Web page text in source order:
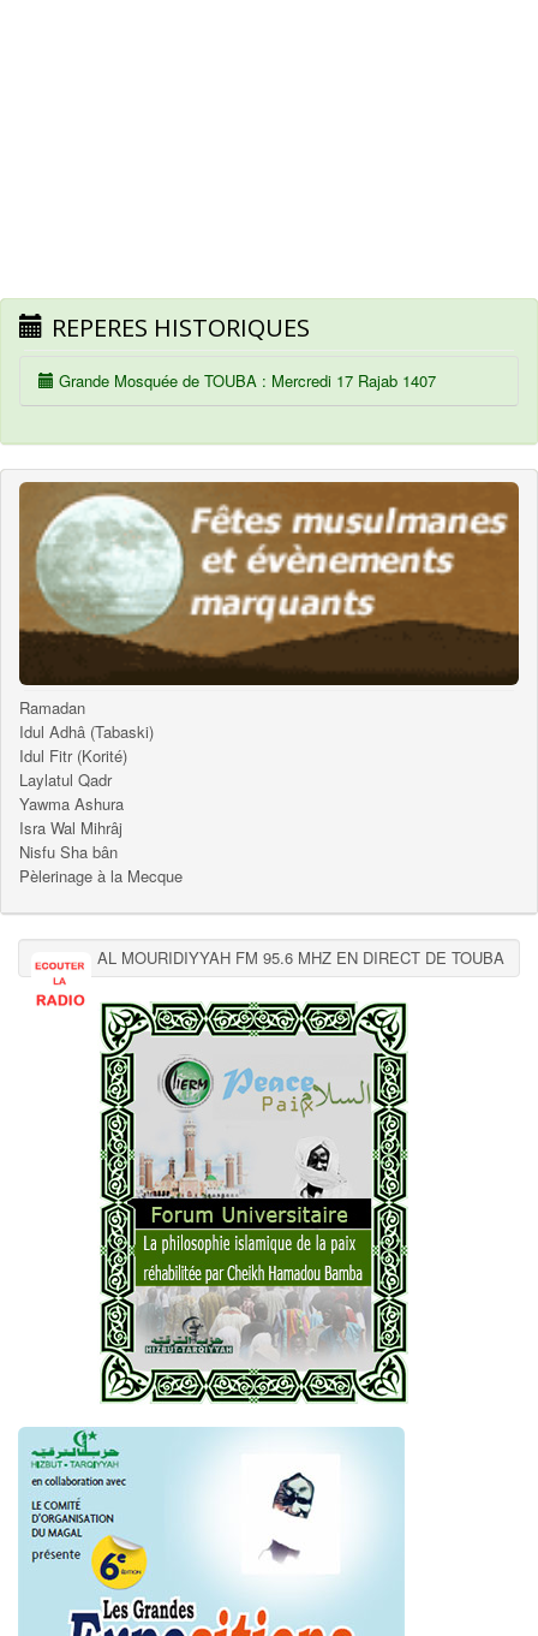
REPERES HISTORIQUES
Grande Mosquée de TOUBA : Mercredi 17 Rajab 1407
Ramadan
Idul Adhâ (Tabaski)
Idul Fitr (Korité)
Laylatul Qadr
Yawma Ashura
Isra Wal Mihrâj
Nisfu Sha bân
Pèlerinage à la Mecque
AL MOURIDIYYAH FM 95.6 MHZ EN DIRECT DE TOUBA